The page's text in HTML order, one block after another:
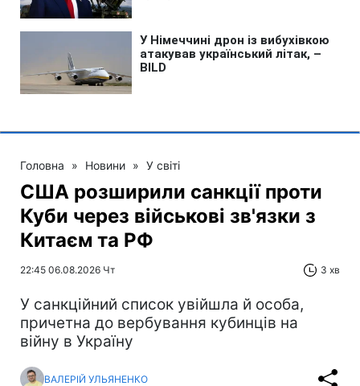
Головна » Новини » У світі
США розширили санкції проти
Куби через військові зв'язки з
Китаєм та РФ
22:45 06.08.2026 Чт 3 хв
У санкційний список увійшла й особа,
причетна до вербування кубинців на
війну в Україну
ВАЛЕРІЙ УЛЬЯНЕНКО